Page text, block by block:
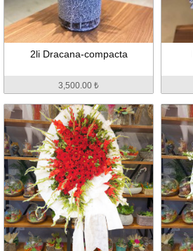
2li Dracana-compacta
3,500.00 ₺